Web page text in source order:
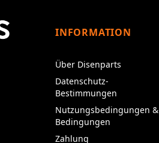
INFORMATION
Über Disenparts
Datenschutz-
Bestimmungen
Nutzungsbedingungen &
Bedingungen
Zahlung